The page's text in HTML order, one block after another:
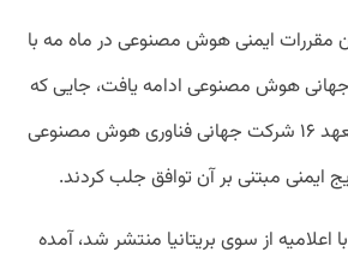
مقررات ایمنی هوش مصنوعی در ماه مه با
هوش مصنوعی ادامه یافت، جایی که
بریتانیا و جمهوری کره تعهد ۱۶ شرکت جهانی فناوری هوش مصنوعی
ایمنی مبتنی بر آن توافق جلب کردند.
اعلامیه از سوی بریتانیا منتشر شد، آمده